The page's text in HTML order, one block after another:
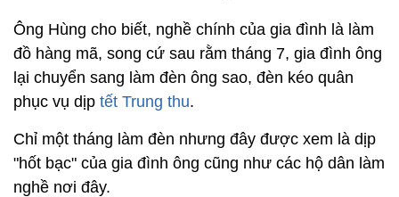
Ông Hùng cho biết, nghề chính của gia đình là làm
đồ hàng mã, song cứ sau rằm tháng 7, gia đình ông
lại chuyển sang làm đèn ông sao, đèn kéo quân
phục vụ dịp tết Trung thu.
Chỉ một tháng làm đèn nhưng đây được xem là dịp
"hốt bạc" của gia đình ông cũng như các hộ dân làm
nghề nơi đây.